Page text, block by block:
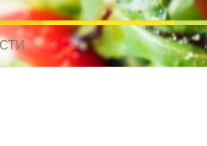
рецепты
РЕЦЕПТЫ ДЛЯ МУЛЬТИВАРКИ.